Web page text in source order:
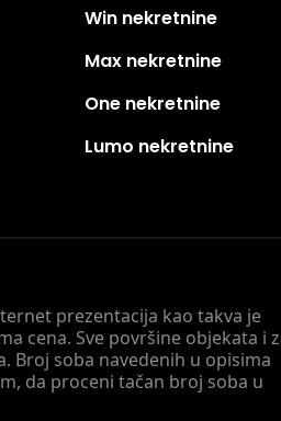
prezentacija kao takva je
cena. Sve površine objekata i
Broj soba navedenih u opisima
da proceni tačan broj soba u
Win nekretnine
Max nekretnine
One nekretnine
Lumo nekretnine